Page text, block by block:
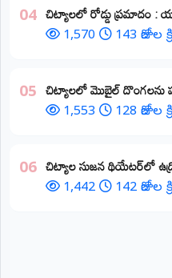
04 చిట్యాలలో రోడ్డు ప్రమాదం :
1,570 143 రోజుల
05 చిట్యాలలో మొబైల్ దొంగలను
1,553 128 రోజుల
06 చిట్యాల సుజన థియేటర్‌లో
1,442 142 రోజుల